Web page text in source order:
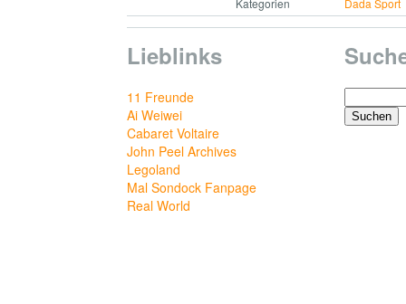
Lieblinks
11 Freunde
Ai Weiwei
Cabaret Voltaire
John Peel Archives
Legoland
Mal Sondock Fanpage
Real World
Suchen
nach: